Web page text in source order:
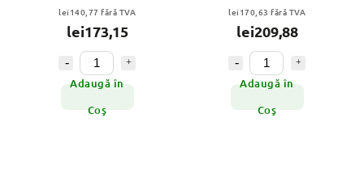
lei140,77 fără TVA
lei173,15
Adaugă în
Coş
lei170,63 fără TVA
lei209,88
Adaugă în
Coş